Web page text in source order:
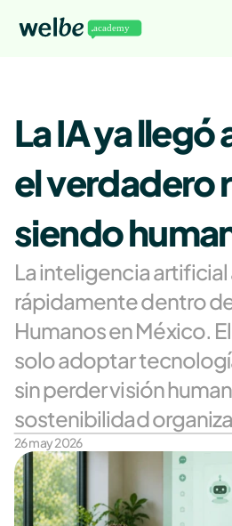
About
Careers
Advertise
Contact
Noticias
Eventos
WelbeTalks
Descargables
La IA ya llegó
el verdadero
siendo
La inteligencia artificial
rápidamente dentro
Humanos en México.
solo adoptar
sin perder visión
sostenibilidad
26 may 2026